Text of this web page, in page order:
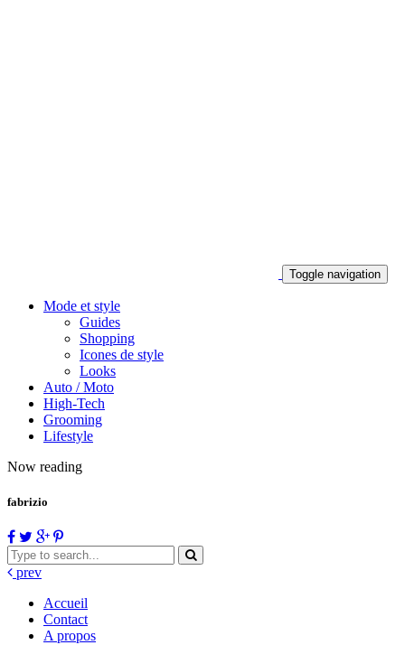
Toggle navigation
Mode et style
Guides
Shopping
Icones de style
Looks
Auto / Moto
High-Tech
Grooming
Lifestyle
Now reading
fabrizio
prev
Accueil
Contact
A propos